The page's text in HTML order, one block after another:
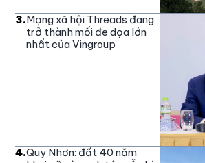
3.Mạng xã hội Threads đang
trở thành mối đe dọa lớn
nhất của Vingroup
4.Quy Nhơn: đất 40 năm